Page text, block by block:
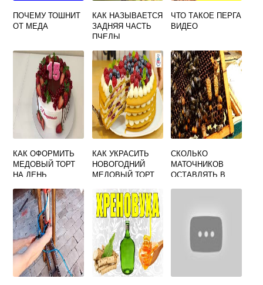
ПОЧЕМУ ТОШНИТ
ОТ МЕДА
КАК НАЗЫВАЕТСЯ
ЗАДНЯЯ ЧАСТЬ
ПЧЕЛЫ
ЧТО ТАКОЕ ПЕРГА
ВИДЕО
КАК ОФОРМИТЬ
МЕДОВЫЙ ТОРТ
НА ДЕНЬ
КАК УКРАСИТЬ
НОВОГОДНИЙ
МЕДОВЫЙ ТОРТ
СКОЛЬКО
МАТОЧНИКОВ
ОСТАВЛЯТЬ В